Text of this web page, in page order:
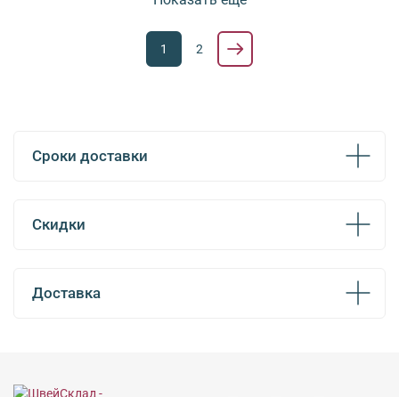
1 2
Сроки доставки
Скидки
Доставка